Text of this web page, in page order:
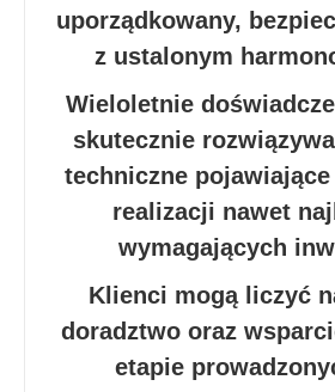
uporządkowany,
z ustalonym
Wieloletnie
skutecznie
techniczne
realizacji nawet
wymagających
Klienci mogą liczyć
doradztwo oraz
etapie